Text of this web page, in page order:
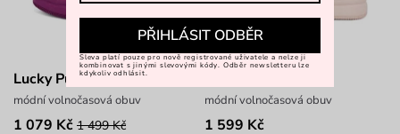
Lucky Purple
módní volnočasová obuv
1 079 Kč 1 499 Kč
módní volnočasová obuv
1 599 Kč
PŘIHLÁSIT ODBĚR
Sleva platí pouze pro nově registrované uživatele a nelze ji
kombinovat s jinými slevovými kódy. Odběr newsletteru lze
kdykoliv odhlásit.